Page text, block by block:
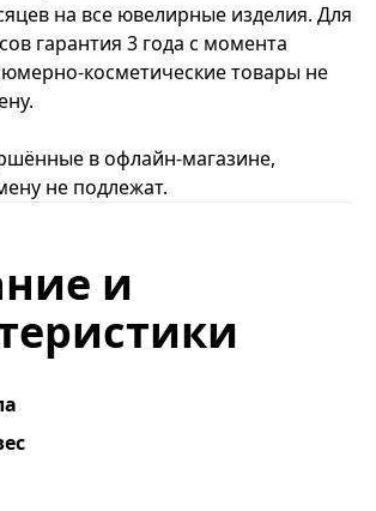
на все ювелирные изделия. Для
гарантия 3 года с момента
косметические товары не
в офлайн-магазине,
не подлежат.
и